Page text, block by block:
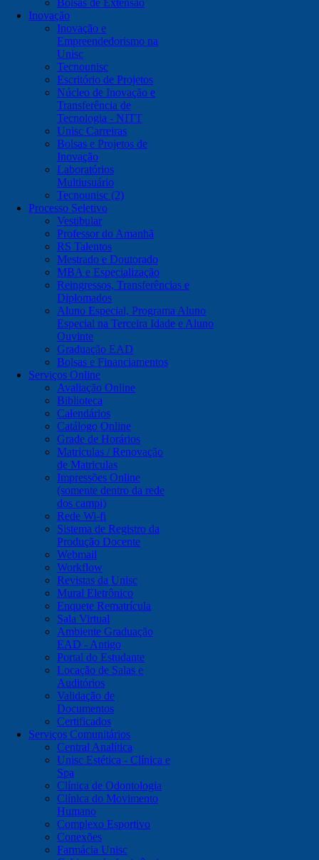
Bolsas de Extensão
Inovação
Inovação e
Empreendedorismo na
Unisc
Tecnounisc
Escritório de Projetos
Núcleo de Inovação e
Transferência de
Tecnologia - NITT
Unisc Carreiras
Bolsas e Projetos de
Inovação
Laboratórios
Multiusuário
Tecnounisc (2)
Processo Seletivo
Vestibular
Professor do Amanhã
RS Talentos
Mestrado e Doutorado
MBA e Especialização
Reingressos, Transferências e
Diplomados
Aluno Especial, Programa Aluno
Especial na Terceira Idade e Aluno
Ouvinte
Graduação EAD
Bolsas e Financiamentos
Serviços Online
Avaliação Online
Biblioteca
Calendários
Catálogo Online
Grade de Horários
Matriculas / Renovação
de Matriculas
Impressões Online
(somente dentro da rede
dos campi)
Rede Wi-fi
Sistema de Registro da
Produção Docente
Webmail
Workflow
Revistas da Unisc
Mural Eletrônico
Enquete Rematrícula
Sala Virtual
Ambiente Graduação
EAD - Antigo
Portal do Estudante
Locação de Salas e
Auditórios
Validação de
Documentos
Certificados
Serviços Comunitários
Central Analítica
Unisc Estética - Clínica e
Spa
Clínica de Odontologia
Clínica do Movimento
Humano
Complexo Esportivo
Conexões
Farmácia Unisc